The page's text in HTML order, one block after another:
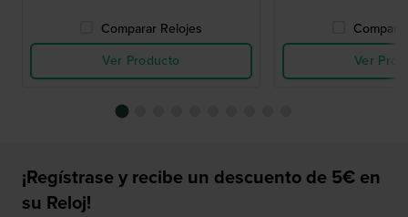
Comparar Relojes
Ver Producto
Ver
¡Regístrase y recibe un descuento de 5€ en
su Reloj!